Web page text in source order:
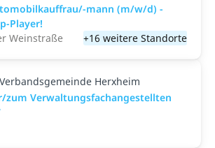
mann (m/w/d) -
Player!
Weinstraße
+16 weitere Standorte
Verbandsgemeinde Herxheim
zum Verwaltungsfachangestellten